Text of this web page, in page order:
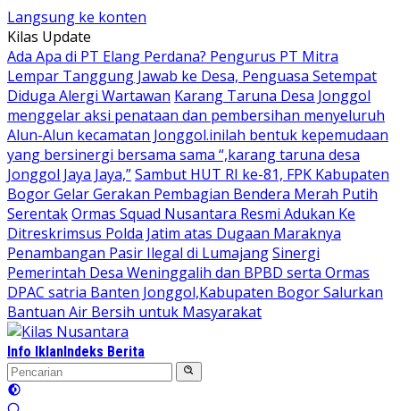
Langsung ke konten
Kilas Update
Ada Apa di PT Elang Perdana? Pengurus PT Mitra
Lempar Tanggung Jawab ke Desa, Penguasa Setempat
Diduga Alergi Wartawan Karang Taruna Desa Jonggol
menggelar aksi penataan dan pembersihan menyeluruh
Alun-Alun kecamatan Jonggol.inilah bentuk kepemudaan
yang bersinergi bersama sama “,karang taruna desa
Jonggol Jaya Jaya,”Sambut HUT RI ke-81, FPK Kabupaten
Bogor Gelar Gerakan Pembagian Bendera Merah Putih
SerentakOrmas Squad Nusantara Resmi Adukan Ke
Ditreskrimsus Polda Jatim atas Dugaan Maraknya
Penambangan Pasir Ilegal di LumajangSinergi
Pemerintah Desa Weninggalih dan BPBD serta Ormas
DPAC satria Banten Jonggol,Kabupaten Bogor Salurkan
Bantuan Air Bersih untuk Masyarakat
Info IklanIndeks Berita